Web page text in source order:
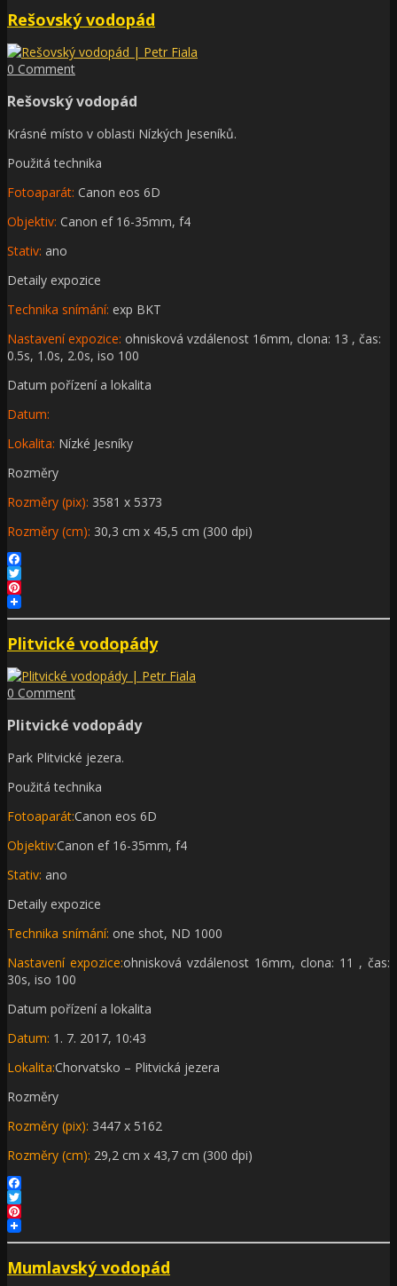
Rešovský vodopád
0 Comment
Rešovský vodopád
Krásné místo v oblasti Nízkých Jeseníků.
Použitá technika
Fotoaparát: Canon eos 6D
Objektiv: Canon ef 16-35mm, f4
Stativ: ano
Detaily expozice
Technika snímání: exp BKT
Nastavení expozice: ohnisková vzdálenost 16mm, clona: 13 , čas:
0.5s, 1.0s, 2.0s, iso 100
Datum pořízení a lokalita
Datum:
Lokalita: Nízké Jesníky
Rozměry
Rozměry (pix): 3581 x 5373
Rozměry (cm): 30,3 cm x 45,5 cm (300 dpi)
Facebook
Twitter
Pinterest
Plitvické vodopády
0 Comment
Plitvické vodopády
Park Plitvické jezera.
Použitá technika
Fotoaparát:Canon eos 6D
Objektiv:Canon ef 16-35mm, f4
Stativ: ano
Detaily expozice
Technika snímání: one shot, ND 1000
Nastavení expozice:ohnisková vzdálenost 16mm, clona: 11 , čas:
30s, iso 100
Datum pořízení a lokalita
Datum: 1. 7. 2017, 10:43
Lokalita:Chorvatsko – Plitvická jezera
Rozměry
Rozměry (pix): 3447 x 5162
Rozměry (cm): 29,2 cm x 43,7 cm (300 dpi)
Facebook
Twitter
Pinterest
Mumlavský vodopád